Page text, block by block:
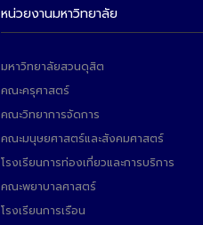
หน่วยงานมหาวิทยาลัย
มหาวิทยาลัยสวนดุสิต
คณะครุศาสตร์
คณะวิทยาการจัดการ
คณะมนุษยศาสตร์และสังคมศาสตร์
โรงเรียนการท่องเที่ยวและการบริการ
คณะพยาบาลศาสตร์
โรงเรียนการเรือน